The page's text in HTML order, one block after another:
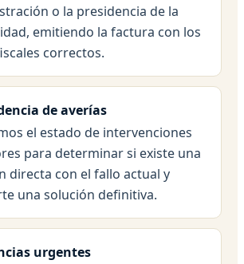
o la presidencia de la
emitiendo la factura con los
correctos.
de averías
el estado de intervenciones
para determinar si existe una
directa con el fallo actual y
una solución definitiva.
urgentes